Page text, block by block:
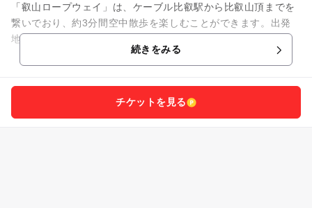
「叡山ロープウェイ」は、ケーブル比叡駅から比叡山頂までを
繋いでおり、約3分間空中散歩を楽しむことができます。出発
地点からの高低差が約560mと非常に大きいのが特徴的で、急
な傾斜をのぼっていきます...続きをみる
チケットを見る